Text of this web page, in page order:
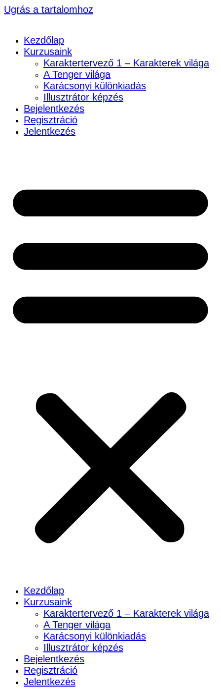
Ugrás a tartalomhoz
Kezdőlap
Kurzusaink
Karaktertervező 1 – Karakterek világa
A Tenger világa
Karácsonyi különkiadás
Illusztrátor képzés
Bejelentkezés
Regisztráció
Jelentkezés
Kezdőlap
Kurzusaink
Karaktertervező 1 – Karakterek világa
A Tenger világa
Karácsonyi különkiadás
Illusztrátor képzés
Bejelentkezés
Regisztráció
Jelentkezés